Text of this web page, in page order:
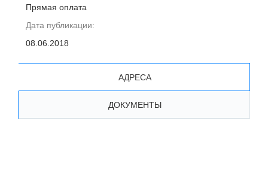
Прямая оплата
Дата публикации:
08.06.2018
АДРЕСА
ДОКУМЕНТЫ